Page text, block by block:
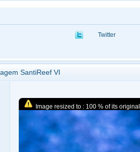
Twitter
SantiReef VI
Image resized to : 100 % of its